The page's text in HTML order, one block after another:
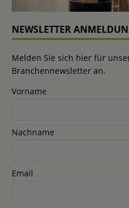
NEWSLETTER
Melden Sie sich hier für
Branchennewsletter an.
Vorname
Nachname
Email